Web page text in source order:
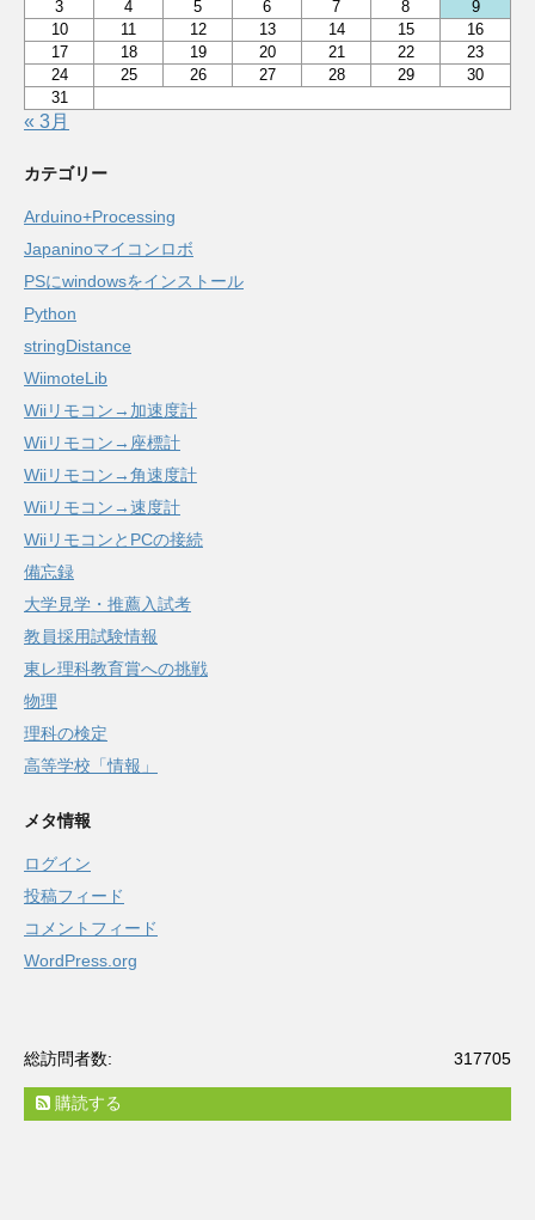
3
4 5 6 7 8
9
10
11 12 13 14 15
16
17
18 19 20 21 22
23
24
25 26 27 28 29
30
31
« 3月
カテゴリー
Arduino+Processing
Japaninoマイコンロボ
PSにwindowsをインストール
Python
stringDistance
WiimoteLib
Wiiリモコン→加速度計
Wiiリモコン→座標計
Wiiリモコン→角速度計
Wiiリモコン→速度計
WiiリモコンとPCの接続
備忘録
大学見学・推薦入試考
教員採用試験情報
東レ理科教育賞への挑戦
物理
理科の検定
高等学校「情報」
メタ情報
ログイン
投稿フィード
コメントフィード
WordPress.org
317705
総訪問者数:
購読する